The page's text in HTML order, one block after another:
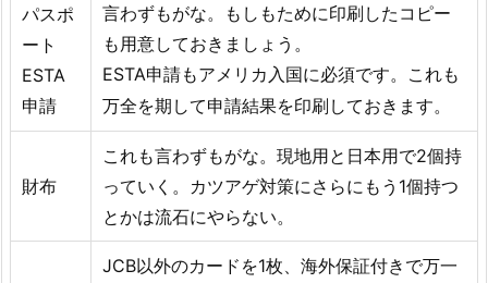
パスポ
ート
ESTA
申請
言わずもがな。もしもために印刷したコピー
も用意しておきましょう。
ESTA申請もアメリカ入国に必須です。これも
万全を期して申請結果を印刷しておきます。
財布
これも言わずもがな。現地用と日本用で2個持
っていく。カツアゲ対策にさらにもう1個持つ
とかは流石にやらない。
JCB以外のカードを1枚、海外保証付きで万一